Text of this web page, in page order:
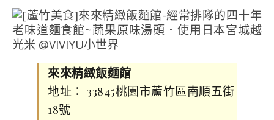
來來精緻飯麵館
地址： 33845桃園市蘆竹區南順五街
18號